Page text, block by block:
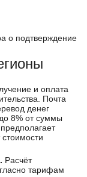
о подтверждение
и оплата
Почта
денег
8% от суммы
Расчёт
тарифам